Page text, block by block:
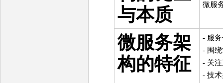
与本质
微服
微服务架
构的特征
- 服
- 围
- 关
- 技